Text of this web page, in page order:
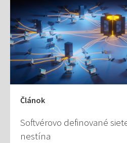
Článok
Softvérovo definované
nestína